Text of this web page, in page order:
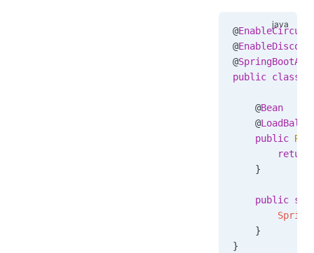
@
@
@
public class
    @
Bean
    @
    public
        return
    }
    public
    }
}